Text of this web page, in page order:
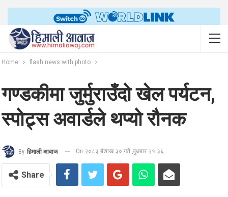
Home flash news with photo
गण्डकीमा जुर्मुराउँदो खेल पर्यटन,
स्पोट्र्स अवार्डले थप्यो रौनक
By हिमाली आवाज On २०८३ बैशाख ३० गते ,बुधबार २१:३६
Share